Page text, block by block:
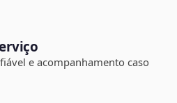
e acompanhamento caso